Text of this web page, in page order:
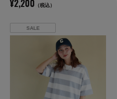
¥2,200 （税込）
SALE